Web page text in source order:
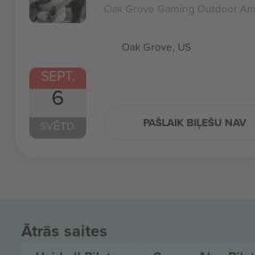
SEPT.
6
SVĒTD.
Oak Grove Gaming Outdoor
Oak Grove, US
PAŠLAIK BIĻEŠU NAV
Ātrās saites